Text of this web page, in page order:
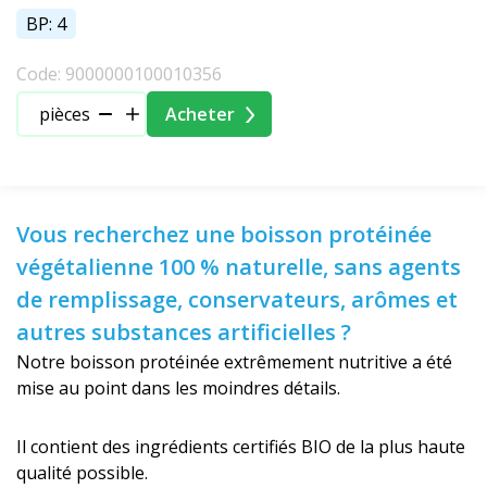
BP: 4
Code: 9000000100010356
pièces
Acheter
Vous recherchez une boisson protéinée
végétalienne 100 % naturelle, sans agents
de remplissage, conservateurs, arômes et
autres substances artificielles ?
Notre boisson protéinée extrêmement nutritive a été
mise au point dans les moindres détails.
Il contient des ingrédients certifiés BIO de la plus haute
qualité possible.